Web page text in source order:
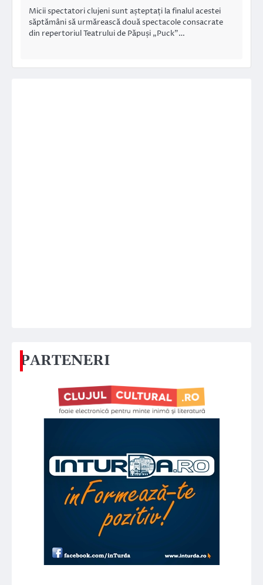
Micii spectatori clujeni sunt așteptați la finalul acestei
săptămâni să urmărească două spectacole consacrate
din repertoriul Teatrului de Păpuși „Puck”…
PARTENERI